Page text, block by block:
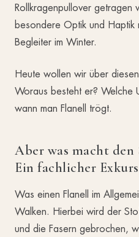
Rollkragenpullover getragen
besondere Optik und Haptik
Begleiter im Winter.
Heute wollen wir über
Woraus besteht er? Welche
wann man Flanell trögt.
Aber was macht
Ein fachlicher Exkurs
Was einen Flanell im
Walken. Hierbei wird der
und die Fasern gebrochen,